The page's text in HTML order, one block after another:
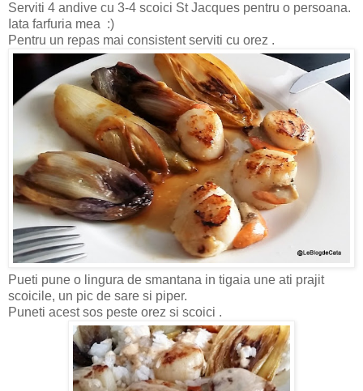
Serviti 4 andive cu 3-4 scoici St Jacques pentru o persoana.
Iata farfuria mea :)
Pentru un repas mai consistent serviti cu orez .
Pueti pune o lingura de smantana in tigaia une ati prajit
scoicile, un pic de sare si piper.
Puneti acest sos peste orez si scoici .